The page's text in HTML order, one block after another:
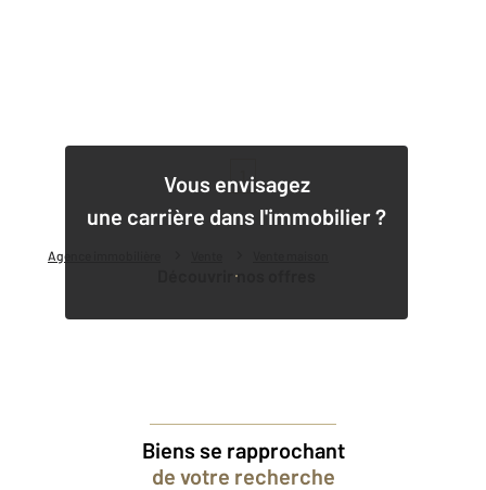
Agence immobilière
Vous envisagez
une carrière dans l'immobilier ?
Découvrir nos offres
Biens se rapprochant
de votre recherche